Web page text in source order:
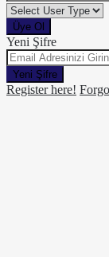
Üye Ol
Yeni Şifre
Yeni Şifre
Register here!